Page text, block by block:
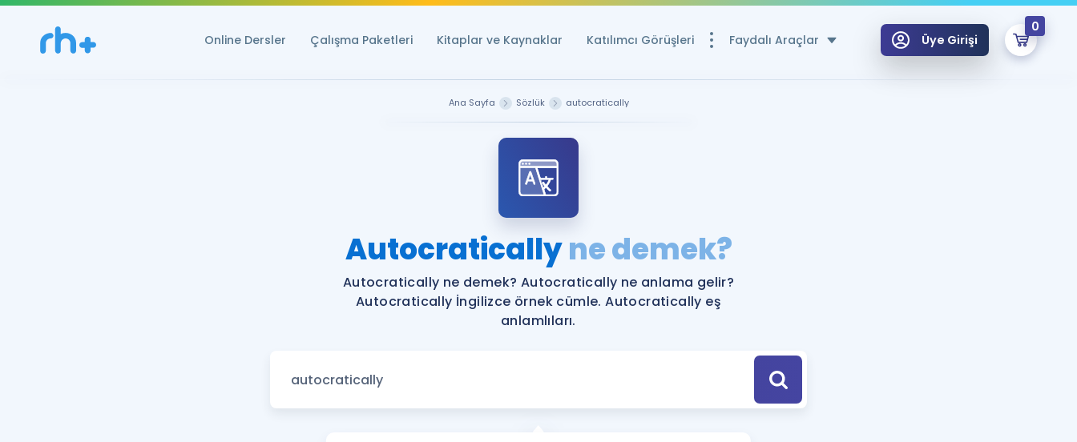
Online Dersler Çalışma Paketleri Kitaplar ve Kaynaklar Katılımcı Görüşleri Faydalı Araçlar
Ücretsiz Kaynaklar
YDS ve YÖKDİL Puan Hesaplama Aracı
YDS ve YÖKDİL'e Hazırlananlar için Öneriler
Eğitim ve Kitaplara Özel Fırsatlar
Üye Girişi
0
Remzi Hoca ile seni sınava hazırlayacak onlarca eğitim seni bekliyor!
Ana Sayfa Sözlük autocratically
Autocraticallyne demek?
Autocratically ne demek? Autocratically ne anlama gelir?
Autocratically İngilizce örnek cümle. Autocratically eş
anlamlıları.